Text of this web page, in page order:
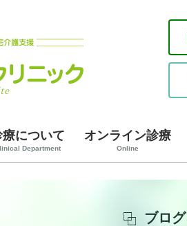
療について
Department
オンライン診療
Online
ブログ